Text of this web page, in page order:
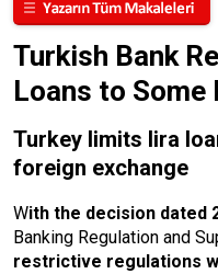
Turkish Bank
Loans to Some
Turkey limits lira
foreign exchange
With the decision dated
Banking Regulation and
restrictive regulations